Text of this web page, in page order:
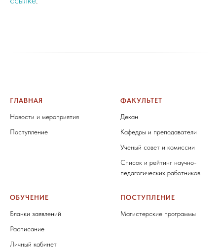
ГЛАВНАЯ
Новости и мероприятия
Поступление
ФАКУЛЬТЕТ
Декан
Кафедры и преподаватели
Ученый совет и комиссии
Список и рейтинг научно-
педагогических работников
ОБУЧЕНИЕ
Бланки заявлений
Расписание
Личный кабинет
ПОСТУПЛЕНИЕ
Магистерские программы